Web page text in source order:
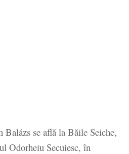
se află la Băile Seiche,
Odorheiu Secuiesc, în